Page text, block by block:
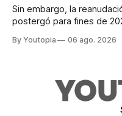
Sin embargo, la
postergó para fines de
By Youtopia 06 ago. 2026